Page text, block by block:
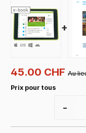
+
45.00 CHF Au
Prix pour tous
−